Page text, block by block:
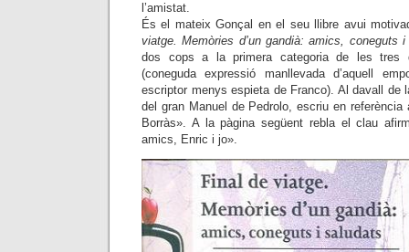
l’amistat.
És el mateix Gonçal en el seu llibre avui
viatge. Memòries d’un gandià: amics, coneguts
dos cops a la primera categoria de les
(coneguda expressió manllevada d’aquell
escriptor menys espieta de Franco). Al davall de
del gran Manuel de Pedrolo, escriu en referència
Borràs». A la pàgina següent rebla el clau
amics, Enric i jo».